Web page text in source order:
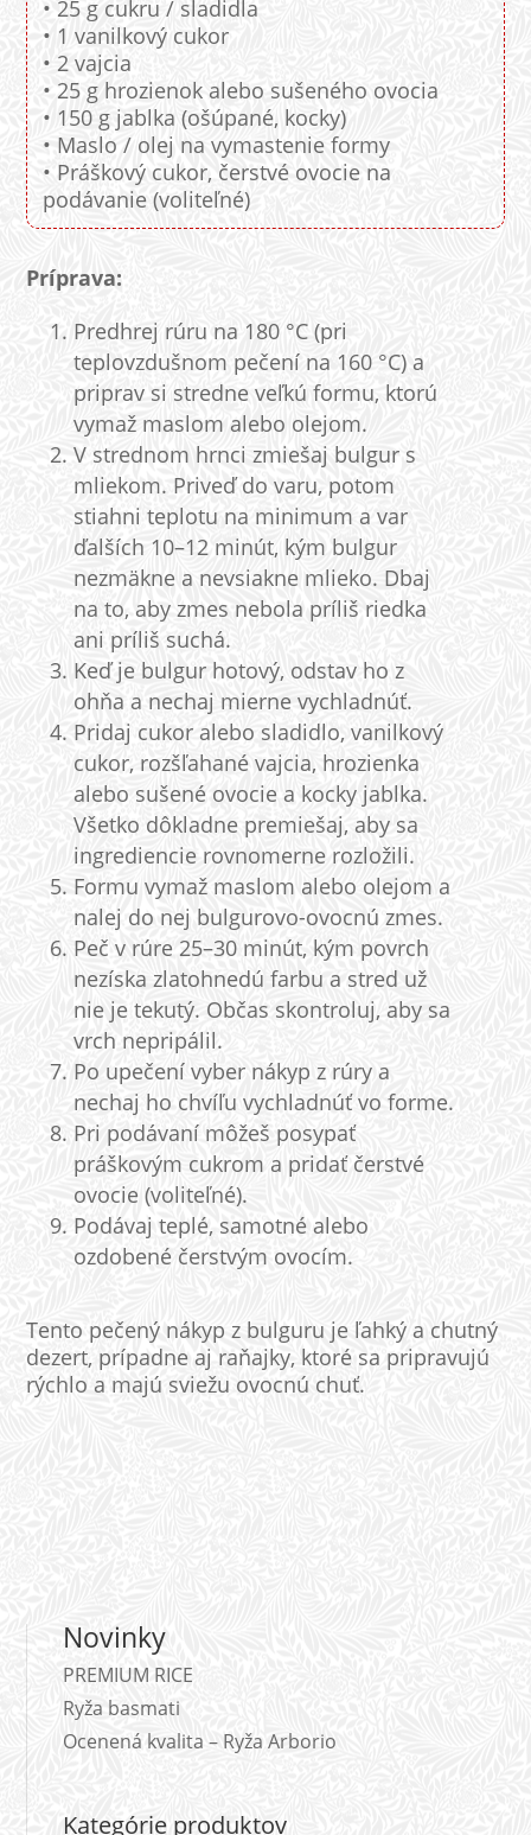
• 25 g cukru / sladidla
• 1 vanilkový cukor
• 2 vajcia
• 25 g hrozienok alebo sušeného ovocia
• 150 g jablka (ošúpané, kocky)
• Maslo / olej na vymastenie formy
• Práškový cukor, čerstvé ovocie na
podávanie (voliteľné)
Príprava:
Predhrej rúru na 180 °C (pri
teplovzdušnom pečení na 160 °C) a
priprav si stredne veľkú formu, ktorú
vymaž maslom alebo olejom.
V strednom hrnci zmiešaj bulgur s
mliekom. Priveď do varu, potom
stiahni teplotu na minimum a var
ďalších 10–12 minút, kým bulgur
nezmäkne a nevsiakne mlieko. Dbaj
na to, aby zmes nebola príliš riedka
ani príliš suchá.
Keď je bulgur hotový, odstav ho z
ohňa a nechaj mierne vychladnúť.
Pridaj cukor alebo sladidlo, vanilkový
cukor, rozšľahané vajcia, hrozienka
alebo sušené ovocie a kocky jablka.
Všetko dôkladne premiešaj, aby sa
ingrediencie rovnomerne rozložili.
Formu vymaž maslom alebo olejom a
nalej do nej bulgurovo-ovocnú zmes.
Peč v rúre 25–30 minút, kým povrch
nezíska zlatohnedú farbu a stred už
nie je tekutý. Občas skontroluj, aby sa
vrch nepripálil.
Po upečení vyber nákyp z rúry a
nechaj ho chvíľu vychladnúť vo forme.
Pri podávaní môžeš posypať
práškovým cukrom a pridať čerstvé
ovocie (voliteľné).
Podávaj teplé, samotné alebo
ozdobené čerstvým ovocím.
Tento pečený nákyp z bulguru je ľahký a chutný
dezert, prípadne aj raňajky, ktoré sa pripravujú
rýchlo a majú sviežu ovocnú chuť.
Novinky
PREMIUM RICE
Ryža basmati
Ocenená kvalita – Ryža Arborio
Kategórie produktov